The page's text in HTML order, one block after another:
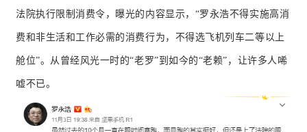
法院执行限制消费令，曝光的内容显示，“罗永浩不得实施高消
费和非生活和工作必需的消费行为，不得选飞机列车二等以上
舱位”。 从曾经风光一时的“老罗”到如今的“老赖”，让许多人唏
嘘不已。